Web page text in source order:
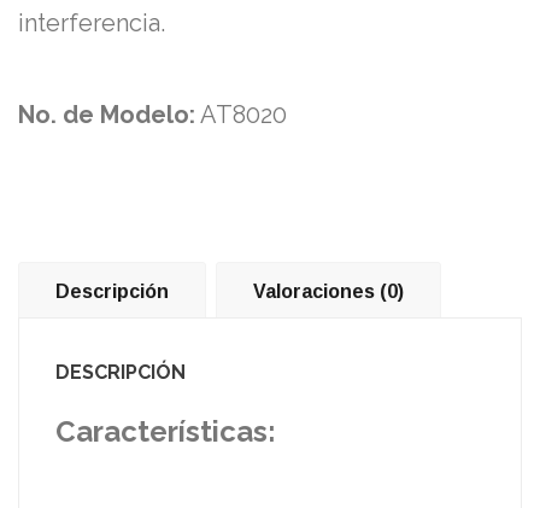
interferencia.
No. de Modelo: AT8020
Descripción Valoraciones (0)
DESCRIPCIÓN
Características: